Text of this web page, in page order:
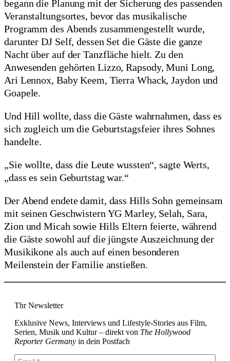
begann die Planung mit der Sicherung des passenden
Veranstaltungsortes, bevor das musikalische
Programm des Abends zusammengestellt wurde,
darunter DJ Self, dessen Set die Gäste die ganze
Nacht über auf der Tanzfläche hielt. Zu den
Anwesenden gehörten Lizzo, Rapsody, Muni Long,
Ari Lennox, Baby Keem, Tierra Whack, Jaydon und
Goapele.
Und Hill wollte, dass die Gäste wahrnahmen, dass es
sich zugleich um die Geburtstagsfeier ihres Sohnes
handelte.
„Sie wollte, dass die Leute wussten“, sagte Werts,
„dass es sein Geburtstag war.“
Der Abend endete damit, dass Hills Sohn gemeinsam
mit seinen Geschwistern YG Marley, Selah, Sara,
Zion und Micah sowie Hills Eltern feierte, während
die Gäste sowohl auf die jüngste Auszeichnung der
Musikikone als auch auf einen besonderen
Meilenstein der Familie anstießen.
Thr Newsletter
Exklusive News, Interviews und Lifestyle-Stories aus Film,
Serien, Musik und Kultur – direkt von The Hollywood
Reporter Germany in dein Postfach